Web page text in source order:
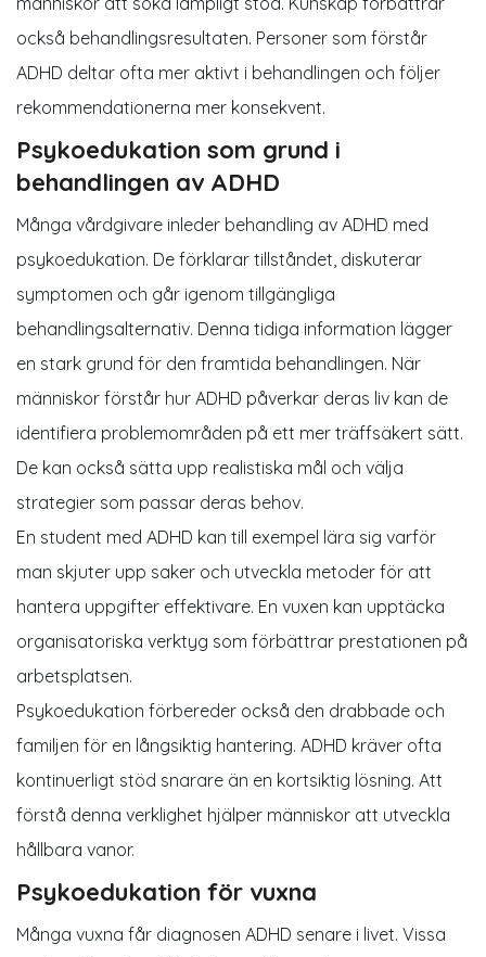
också behandlingsresultaten. Personer som förstår
ADHD deltar ofta mer aktivt i behandlingen och följer
rekommendationerna mer konsekvent.
Psykoedukation som grund i
behandlingen av ADHD
Många vårdgivare inleder behandling av ADHD med
psykoedukation. De förklarar tillståndet, diskuterar
symptomen och går igenom tillgängliga
behandlingsalternativ. Denna tidiga information lägger
en stark grund för den framtida behandlingen. När
människor förstår hur ADHD påverkar deras liv kan de
identifiera problemområden på ett mer träffsäkert sätt.
De kan också sätta upp realistiska mål och välja
strategier som passar deras behov.
En student med ADHD kan till exempel lära sig varför
man skjuter upp saker och utveckla metoder för att
hantera uppgifter effektivare. En vuxen kan upptäcka
organisatoriska verktyg som förbättrar prestationen på
arbetsplatsen.
Psykoedukation förbereder också den drabbade och
familjen för en långsiktig hantering. ADHD kräver ofta
kontinuerligt stöd snarare än en kortsiktig lösning. Att
förstå denna verklighet hjälper människor att utveckla
hållbara vanor.
Psykoedukation för vuxna
Många vuxna får diagnosen ADHD senare i livet. Vissa